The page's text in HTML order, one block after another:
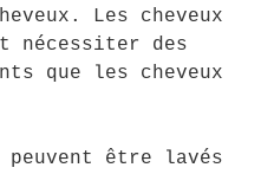
Les cheveux
nécessiter des
que les cheveux
peuvent être lavés